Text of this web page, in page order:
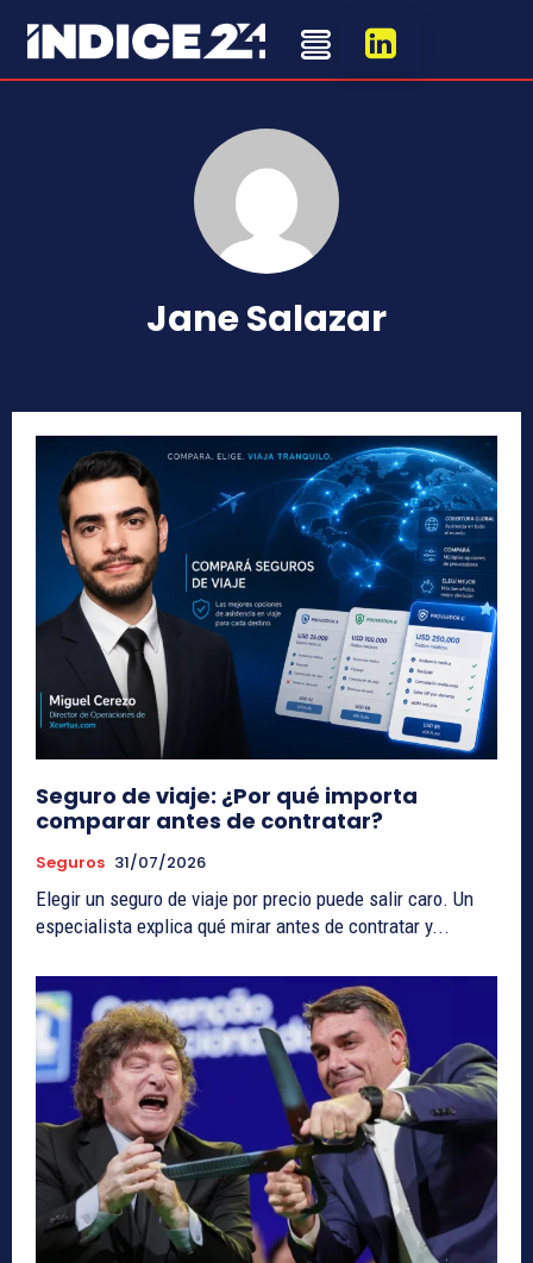
Jane Salazar
Seguro de viaje: ¿Por qué importa
comparar antes de contratar?
Seguros 31/07/2026
Elegir un seguro de viaje por precio puede salir caro. Un
especialista explica qué mirar antes de contratar y...